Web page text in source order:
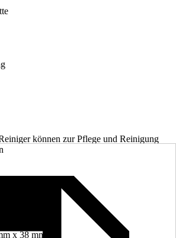
können zur Pflege und Reinigung
x 38 mm